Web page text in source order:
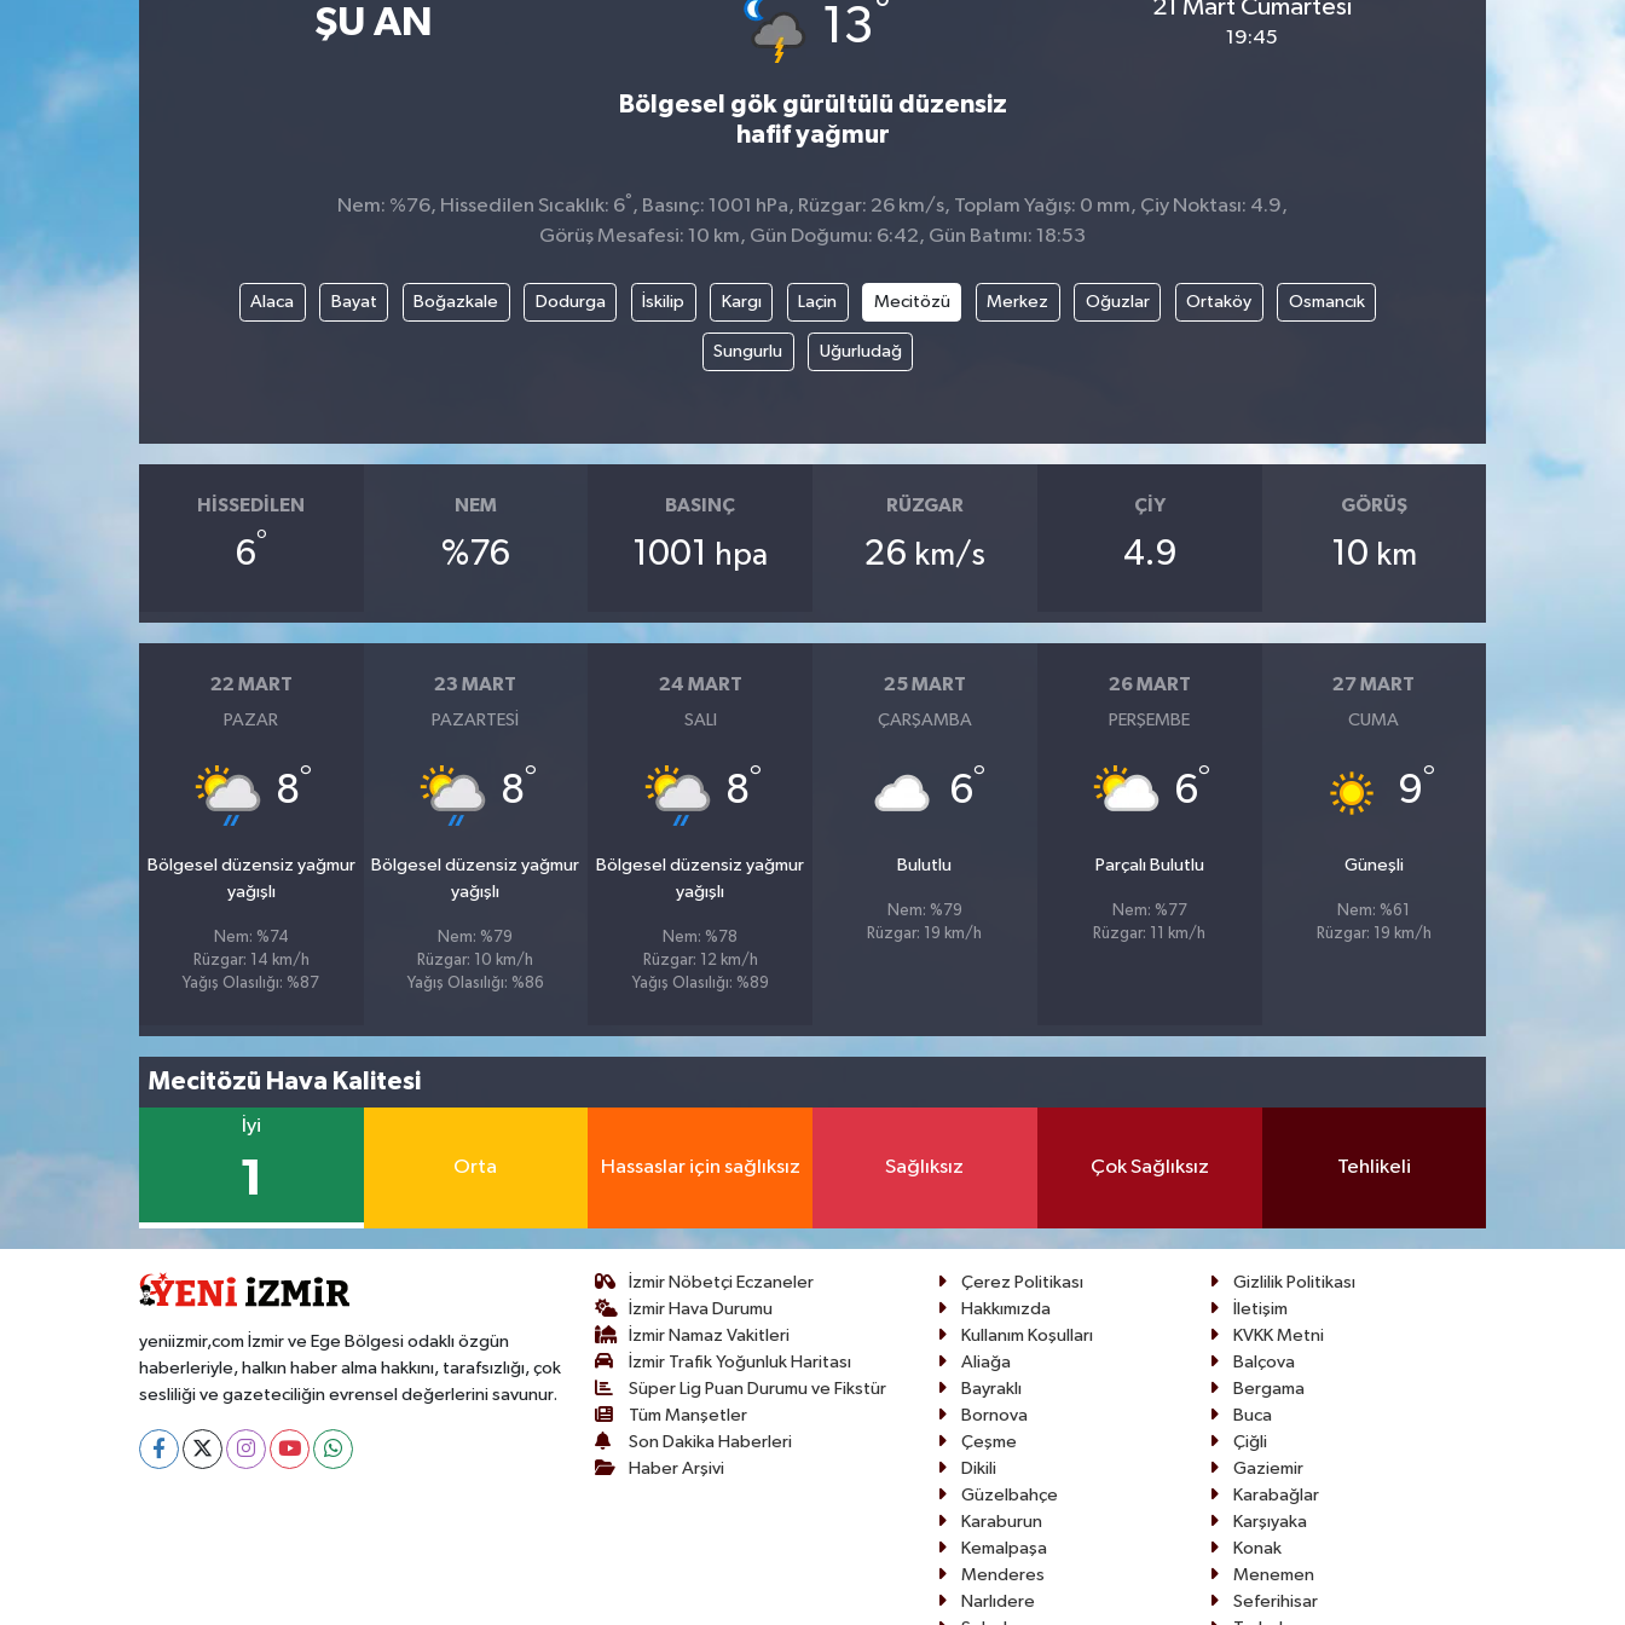
ŞU AN 13°
Bölgesel gök gürültülü düzensiz
hafif yağmur
21 Mart Cumartesi
19:45
Nem: %76, Hissedilen Sıcaklık: 6° , Basınç: 1001 hPa, Rüzgar: 26 km/s, Toplam Yağış: 0 mm, Çiy Noktası: 4.9,
Görüş Mesafesi: 10 km, Gün Doğumu: 6:42, Gün Batımı: 18:53
Alaca Bayat Boğazkale Dodurga İskilip Kargı Laçin Mecitözü Merkez Oğuzlar Ortaköy Osmancık
Sungurlu Uğurludağ
HISSEDILEN
6°
NEM
%76
BASINÇ
1001 hpa
RÜZGAR
26 km/s
ÇIY
4.9
GÖRÜŞ
10 km
22 MART
PAZAR
8°
Bölgesel düzensiz yağmur
yağışlı
Nem: %74
Rüzgar: 14 km/h
Yağış Olasılığı: %87
23 MART
PAZARTESI
8°
Bölgesel düzensiz yağmur
yağışlı
Nem: %79
Rüzgar: 10 km/h
Yağış Olasılığı: %86
24 MART
SALI
8°
Bölgesel düzensiz yağmur
yağışlı
Nem: %78
Rüzgar: 12 km/h
Yağış Olasılığı: %89
25 MART
ÇARŞAMBA
6°
Bulutlu
Nem: %79
Rüzgar: 19 km/h
26 MART
PERŞEMBE
6°
Parçalı Bulutlu
Nem: %77
Rüzgar: 11 km/h
27 MART
CUMA
9°
Güneşli
Nem: %61
Rüzgar: 19 km/h
Mecitözü Hava Kalitesi
İyi
1 Orta Hassaslar için sağlıksız Sağlıksız Çok Sağlıksız Tehlikeli
yeniizmir,com İzmir ve Ege Bölgesi odaklı özgün
haberleriyle, halkın haber alma hakkını, tarafsızlığı, çok
sesliliği ve gazeteciliğin evrensel değerlerini savunur.
İzmir Nöbetçi Eczaneler
İzmir Hava Durumu
İzmir Namaz Vakitleri
İzmir Trafik Yoğunluk Haritası
Süper Lig Puan Durumu ve Fikstür
Tüm Manşetler
Son Dakika Haberleri
Haber Arşivi
Çerez Politikası
Gizlilik Politikası
Hakkımızda
İletişim
Kullanım Koşulları
KVKK Metni
Aliağa
Balçova
Bayraklı
Bergama
Bornova
Buca
Çeşme
Çiğli
Dikili
Gaziemir
Güzelbahçe
Karabağlar
Karaburun
Karşıyaka
Kemalpaşa
Konak
Menderes
Menemen
Narlıdere
Seferihisar
Teknoloji
Okul Gazetesi